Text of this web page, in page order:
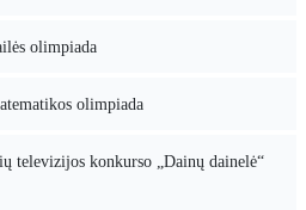
olimpiada
olimpiada
televizijos konkurso „Dainų dainelė“